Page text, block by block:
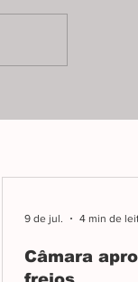
administração
nenhuma das 26
Câmara
9 de jul. 4 min de